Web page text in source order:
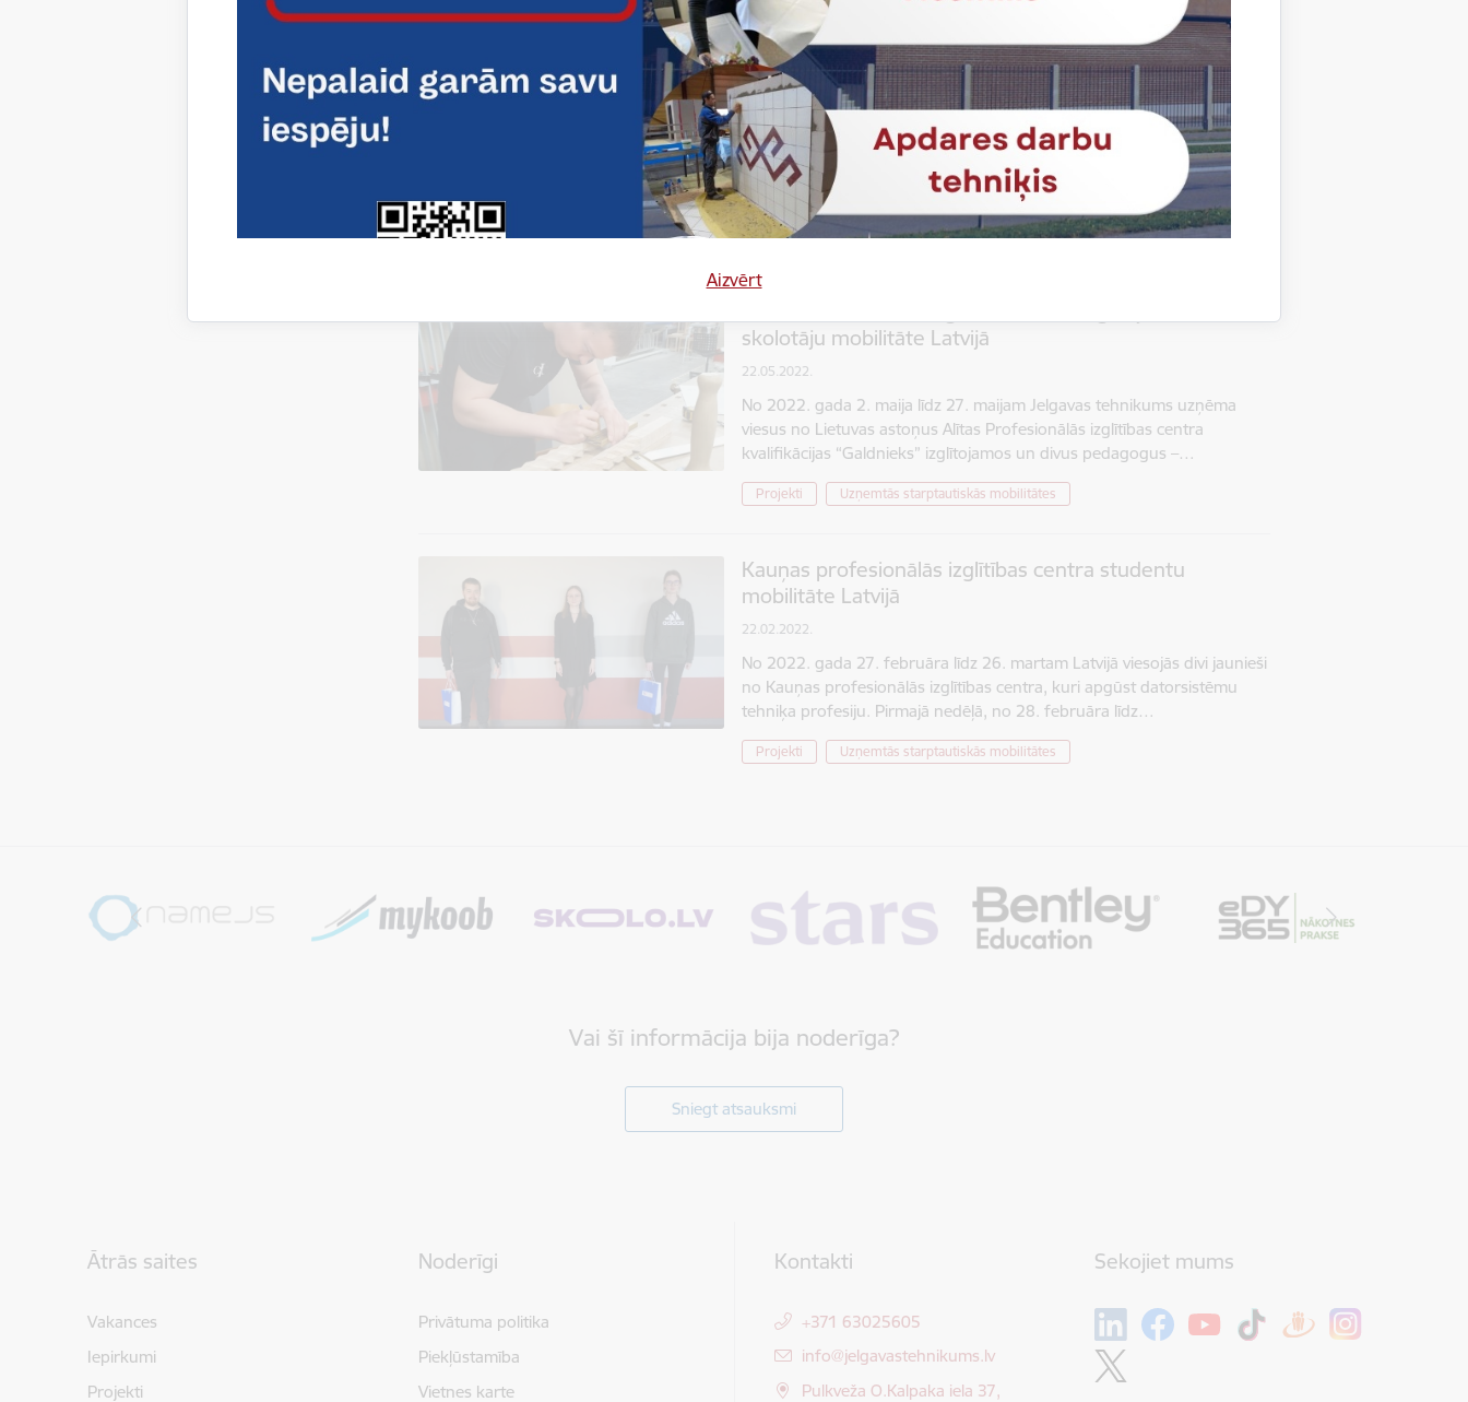
Aizvērt
Alītas profesionālās izglītības centra studentu mobilitāte
Latvijā
23.10.2022.
No 2022. gada 23. oktobra līdz 19. novembrim Latvijā viesojas seši
jaunieši, kuri apgūst datortīklu speciālista profesiju Alītas profesionālās
izglītības centrā. Pirmajā nedēļā, no 24. oktobra līdz…
Projekti Uzņemtās starptautiskās mobilitātes
skolotāju mobilitāte Latvijā
22.05.2022.
No 2022. gada 2. maija līdz 27. maijam Jelgavas tehnikums uzņēma
viesus no Lietuvas astoņus Alītas Profesionālās izglītības centra
kvalifikācijas “Galdnieks” izglītojamos un divus pedagogus –…
Projekti Uzņemtās starptautiskās mobilitātes
Kauņas profesionālās izglītības centra studentu
mobilitāte Latvijā
22.02.2022.
No 2022. gada 27. februāra līdz 26. martam Latvijā viesojās divi jaunieši
no Kauņas profesionālās izglītības centra, kuri apgūst datorsistēmu
tehniķa profesiju. Pirmajā nedēļā, no 28. februāra līdz…
Projekti Uzņemtās starptautiskās mobilitātes
Vai šī informācija bija noderīga?
Sniegt atsauksmi
Ātrās saites
Vakances
Iepirkumi
Projekti
Noderīgi
Privātuma politika
Piekļūstamība
Vietnes karte
Kontakti
+371 63025605
E-pasts:
info@jelgavastehnikums.lv
Pulkveža O.Kalpaka iela 37,
Sekojiet mums